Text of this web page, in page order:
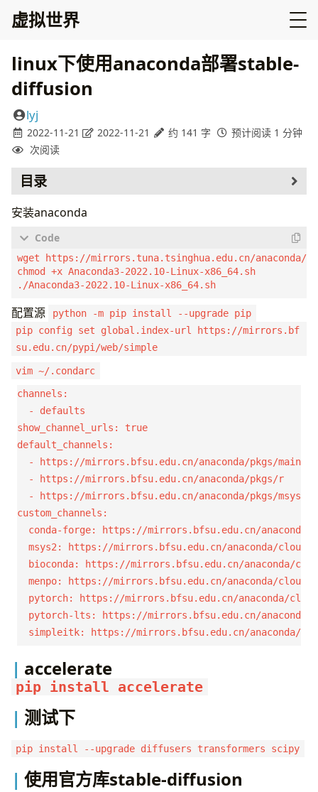
虚拟世界
linux下使用anaconda部署stable-
diffusion
lyj
2022-11-21 2022-11-21 约 141 字
预计阅读 1 分钟
次阅读
目录
accelerate
使用官方库stable-diffusion
安装anaconda
wget https://mirrors.tuna.tsinghua.edu.cn/anaconda/
chmod +x Anaconda3-2022.10-Linux-x86_64.sh
配置源
python -m pip install --upgrade pip
pip config set global.index-url https://mirrors.bf
su.edu.cn/pypi/web/simple
vim ~/.condarc
channels:
  - defaults
show_channel_urls: true
default_channels:
  - https://mirrors.bfsu.edu.cn/anaconda/pkgs/main
  - https://mirrors.bfsu.edu.cn/anaconda/pkgs/r
  - https://mirrors.bfsu.edu.cn/anaconda/pkgs/msys2
custom_channels:
conda-forge: https://mirrors.bfsu.edu.cn/anaconda/
  msys2: https://mirrors.bfsu.edu.cn/anaconda/cloud
bioconda: https://mirrors.bfsu.edu.cn/anaconda/
  menpo: https://mirrors.bfsu.edu.cn/anaconda/cloud
  pytorch: https://mirrors.bfsu.edu.cn/anaconda/cloud
pytorch-lts: https://mirrors.bfsu.edu.cn/anaconda/
accelerate
pip install accelerate
测试下
pip install --upgrade diffusers transformers scipy
使用官方库stable-diffusion